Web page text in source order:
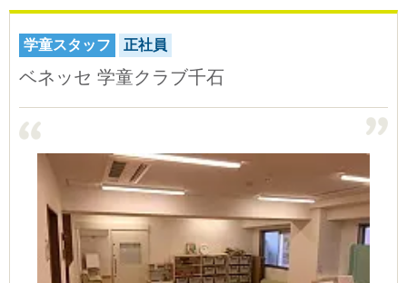
学童スタッフ 正社員
ベネッセ 学童クラブ千石